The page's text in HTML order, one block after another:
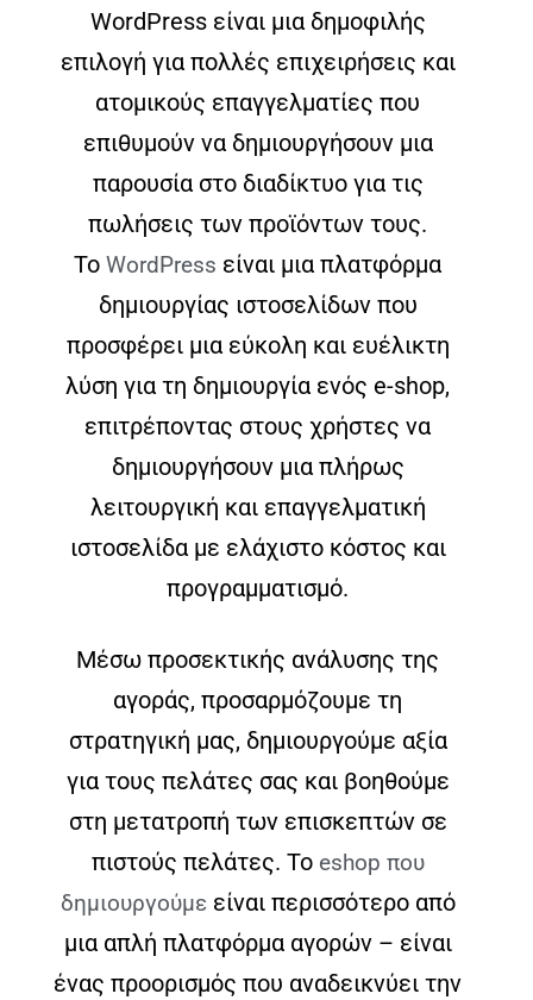
WordPress είναι μια δημοφιλής
επιλογή για πολλές επιχειρήσεις και
ατομικούς επαγγελματίες που
επιθυμούν να δημιουργήσουν μια
παρουσία στο διαδίκτυο για τις
πωλήσεις των προϊόντων τους.
ΤοWordPress είναι μια πλατφόρμα
δημιουργίας ιστοσελίδων που
προσφέρει μια εύκολη και ευέλικτη
λύση για τη δημιουργία ενός e-shop,
επιτρέποντας στους χρήστες να
δημιουργήσουν μια πλήρως
λειτουργική και επαγγελματική
ιστοσελίδα με ελάχιστο κόστος και
προγραμματισμό.
Μέσω προσεκτικής ανάλυσης της
αγοράς, προσαρμόζουμε τη
στρατηγική μας, δημιουργούμε αξία
για τους πελάτες σας και βοηθούμε
στη μετατροπή των επισκεπτών σε
πιστούς πελάτες. Το eshop που
δημιουργούμεείναι περισσότερο από
μια απλή πλατφόρμα αγορών – είναι
ένας προορισμός που αναδεικνύει την